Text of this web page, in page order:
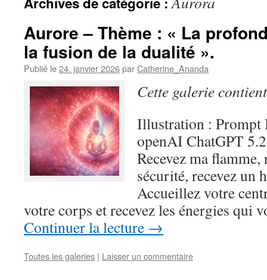
Aurore – Thème : « La
la fusion de la dualité ».
Publié le24. janvier 2026parCatherine_Ananda
Cette galerie
Illustration : Prompt
openAI ChatGPT
Recevez ma
sécurité, recevez un
Accueillez votre
votre corps et recevez les énergies qui
Continuer la lecture →
Toutes les galeries | Laisser un commentaire